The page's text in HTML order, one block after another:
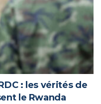
: les vérités de
le Rwanda